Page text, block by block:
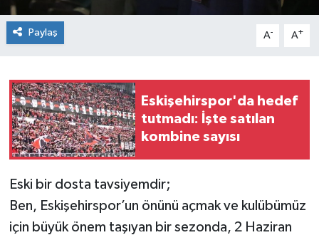
Paylaş A- A+
Eskişehirspor'da hedef
tutmadı: İşte satılan
kombine sayısı
Eski bir dosta tavsiyemdir;
Ben, Eskişehirspor’un önünü açmak ve kulübümüz
için büyük önem taşıyan bir sezonda, 2 Haziran